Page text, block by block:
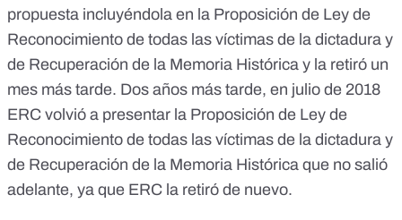
propuesta incluyéndola en la Proposición de Ley de
Reconocimiento de todas las víctimas de la dictadura y
de Recuperación de la Memoria Histórica y la retiró un
mes más tarde. Dos años más tarde, en julio de 2018
ERC volvió a presentar la Proposición de Ley de
Reconocimiento de todas las víctimas de la dictadura y
de Recuperación de la Memoria Histórica que no salió
adelante, ya que ERC la retiró de nuevo.